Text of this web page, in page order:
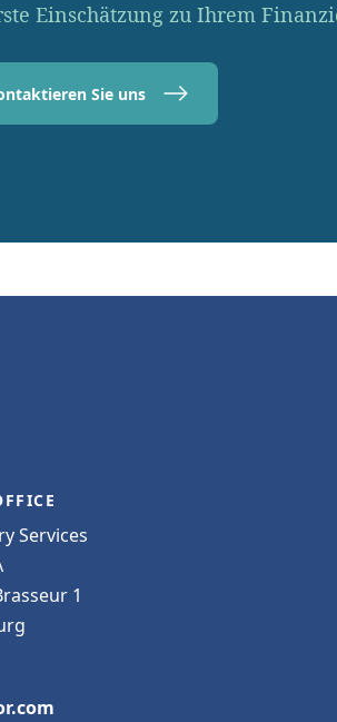
Einschätzung zu Ihrem
Sie uns
Services
1